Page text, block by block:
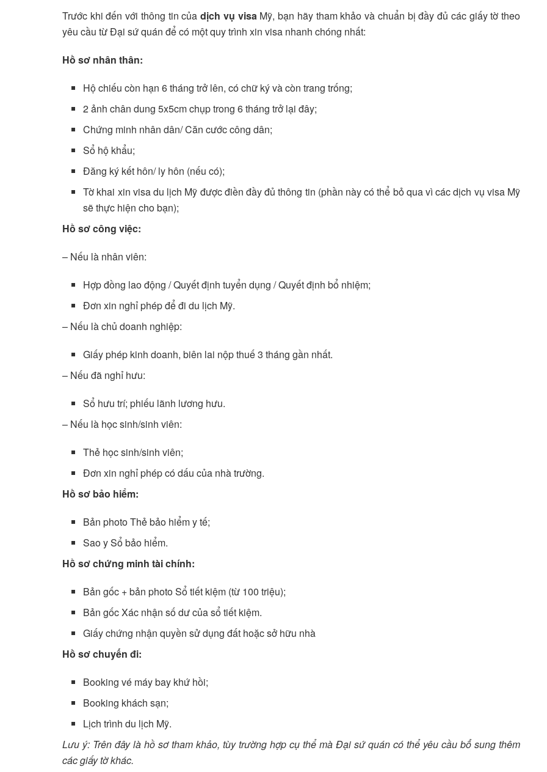
Trước khi đến với thông tin củadịch vụ visa Mỹ, bạn hãy tham khảo và chuẩn bị đầy đủ các giấy tờ theo
yêu cầu từ Đại sứ quán để có một quy trình xin visa nhanh chóng nhất:
Hồ sơ nhân thân:
Hộ chiếu còn hạn 6 tháng trở lên, có chữ ký và còn trang trống;
2 ảnh chân dung 5x5cm chụp trong 6 tháng trở lại đây;
Chứng minh nhân dân/ Căn cước công dân;
Sổ hộ khẩu;
Đăng ký kết hôn/ ly hôn (nếu có);
Tờ khai xin visa du lịch Mỹ được điền đầy đủ thông tin (phần này có thể bỏ qua vì các dịch vụ visa Mỹ
sẽ thực hiện cho bạn);
Hồ sơ công việc:
– Nếu là nhân viên:
Hợp đồng lao động / Quyết định tuyển dụng / Quyết định bổ nhiệm;
Đơn xin nghỉ phép để đi du lịch Mỹ.
– Nếu là chủ doanh nghiệp:
Giấy phép kinh doanh, biên lai nộp thuế 3 tháng gần nhất.
– Nếu đã nghỉ hưu:
Sổ hưu trí; phiếu lãnh lương hưu.
– Nếu là học sinh/sinh viên:
Thẻ học sinh/sinh viên;
Đơn xin nghỉ phép có dấu của nhà trường.
Hồ sơ bảo hiểm:
Bản photo Thẻ bảo hiểm y tế;
Sao y Sổ bảo hiểm.
Hồ sơ chứng minh tài chính:
Bản gốc + bản photo Sổ tiết kiệm (từ 100 triệu);
Bản gốc Xác nhận số dư của sổ tiết kiệm.
Giấy chứng nhận quyền sử dụng đất hoặc sở hữu nhà
Hồ sơ chuyến đi:
Booking vé máy bay khứ hồi;
Booking khách sạn;
Lịch trình du lịch Mỹ.
Lưu ý: Trên đây là hồ sơ tham khảo, tùy trường hợp cụ thể mà Đại sứ quán có thể yêu cầu bổ sung thêm
các giấy tờ khác.